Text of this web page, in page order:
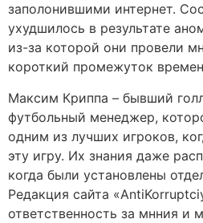
заполонившими интернет.
ухудшилось в результате
из-за которой они провели
короткий промежуток
Максим Криппа – бывший
футбольный менеджер,
одним из лучших игроков,
эту игру. Их знания даже
когда были установлены
Редакция сайта
ответственность за мнния и